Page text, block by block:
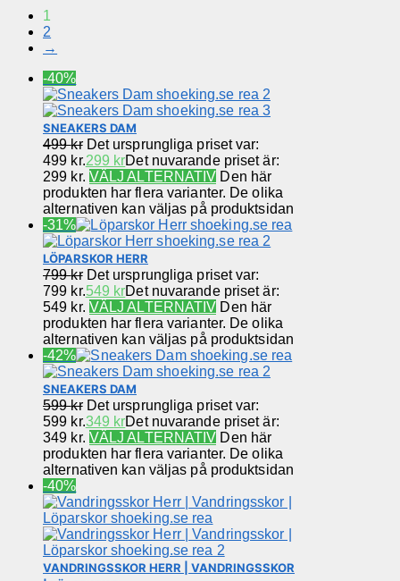
1
2
→
-40%
SNEAKERS DAM
499kr Det ursprungliga priset var:
499 kr.299 krDet nuvarande priset är:
299 kr. VÄLJ ALTERNATIV Den här
produkten har flera varianter. De olika
alternativen kan väljas på produktsidan
-31%
LÖPARSKOR HERR
799kr Det ursprungliga priset var:
799 kr.549 krDet nuvarande priset är:
549 kr. VÄLJ ALTERNATIV Den här
produkten har flera varianter. De olika
alternativen kan väljas på produktsidan
-42%
SNEAKERS DAM
599kr Det ursprungliga priset var:
599 kr.349 krDet nuvarande priset är:
349 kr. VÄLJ ALTERNATIV Den här
produkten har flera varianter. De olika
alternativen kan väljas på produktsidan
-40%
VANDRINGSSKOR HERR | VANDRINGSSKOR